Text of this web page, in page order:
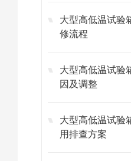
大型高低温试验
修流程
大型高低温试验
因及调整
大型高低温试验
用排查方案